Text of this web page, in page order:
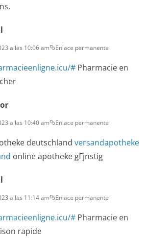
a las 10:06 am Enlace permanente
# Pharmacie en
a las 10:40 am Enlace permanente
deutschland versandapotheke
online apotheke gГјnstig
a las 11:14 am Enlace permanente
# Pharmacie en
rapide